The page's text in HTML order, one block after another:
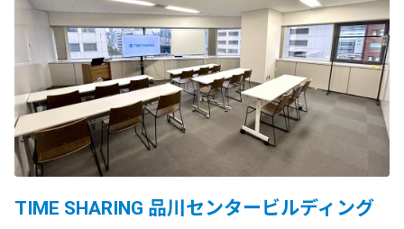
TIME SHARING 品川センタービルディング